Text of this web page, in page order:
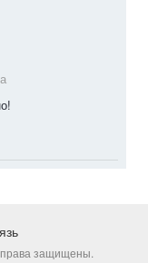
защищены.